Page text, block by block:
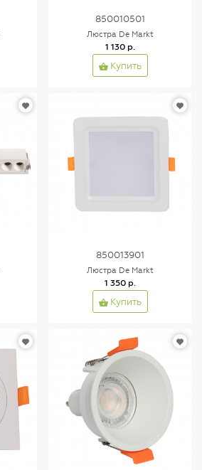
850010501
Люстра De Markt
1 130 р.
Купить
850013901
Люстра De Markt
1 350 р.
Купить